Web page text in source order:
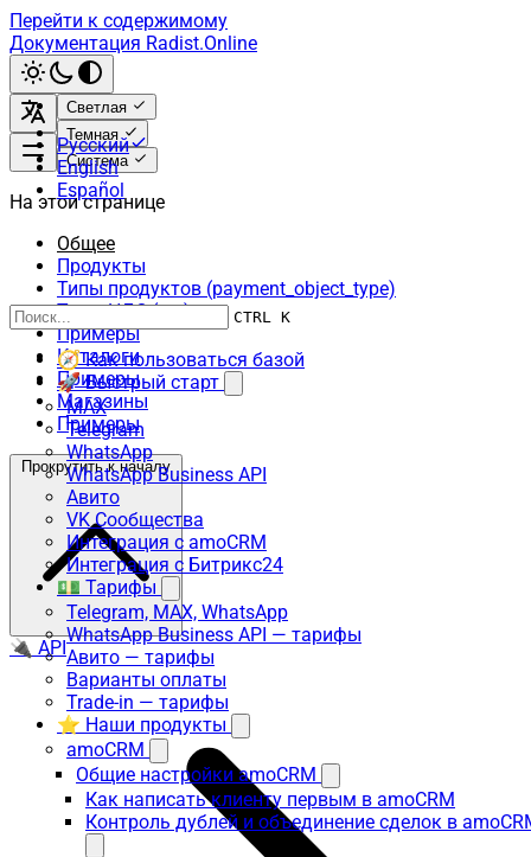
Перейти к содержимому
Документация Radist.Online
Светлая
Темная
Система
Русский
English
Español
CTRL K
🧭 Как пользоваться базой
🚀 Быстрый старт
MAX
Telegram
WhatsApp
WhatsApp Business API
Авито
VK Сообщества
Интеграция с amoCRM
Интеграция с Битрикс24
💵 Тарифы
Telegram, MAX, WhatsApp
WhatsApp Business API — тарифы
Авито — тарифы
Варианты оплаты
Trade-in — тарифы
⭐ Наши продукты
amoCRM
Общие настройки amoCRM
Как написать клиенту первым в amoCRM
Контроль дублей и объединение сделок в
На этой странице
Общее
Продукты
Типы продуктов (payment_object_type)
Типы НДС (vat):
Примеры
Каталоги
Примеры
Магазины
Примеры
Прокрутить к началу
🔌 API